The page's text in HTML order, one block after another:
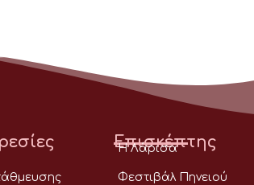
Επισκέπτης
Η Λάρισα
Φεστιβάλ Πηνειού